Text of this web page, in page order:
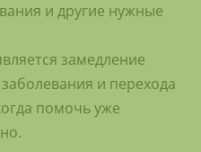
и другие нужные
замедление
и перехода
помочь уже